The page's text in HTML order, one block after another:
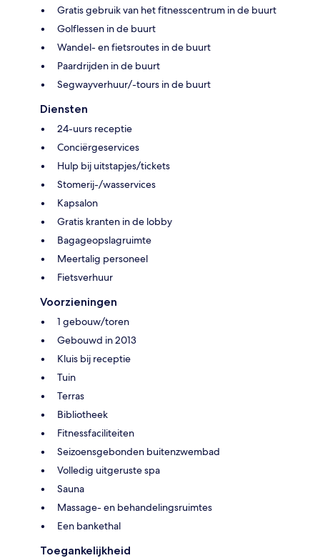
Gratis gebruik van het fitnesscentrum in de buurt
Golflessen in de buurt
Wandel- en fietsroutes in de buurt
Paardrijden in de buurt
Segwayverhuur/-tours in de buurt
Diensten
24-uurs receptie
Conciërgeservices
Hulp bij uitstapjes/tickets
Stomerij-/wasservices
Kapsalon
Gratis kranten in de lobby
Bagageopslagruimte
Meertalig personeel
Fietsverhuur
Voorzieningen
1 gebouw/toren
Gebouwd in 2013
Kluis bij receptie
Tuin
Terras
Bibliotheek
Fitnessfaciliteiten
Seizoensgebonden buitenzwembad
Volledig uitgeruste spa
Sauna
Massage- en behandelingsruimtes
Een bankethal
Toegankelijkheid